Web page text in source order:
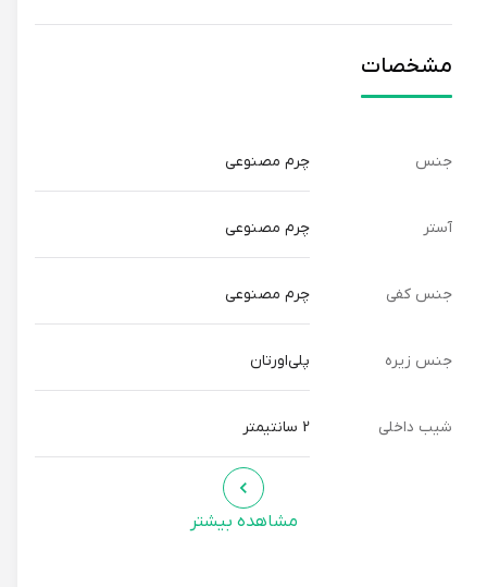
مشخصات
جنس چرم مصنوعی
آستر چرم مصنوعی
جنس کفی چرم مصنوعی
جنس زیره پلی‌اورتان
شیب داخلی
مشاهده بیشتر